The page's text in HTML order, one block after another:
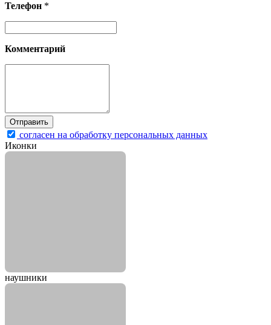
Телефон *
Комментарий
согласен на обработку персональных данных
Иконки
наушники